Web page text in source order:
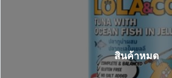
สินค้าหมด